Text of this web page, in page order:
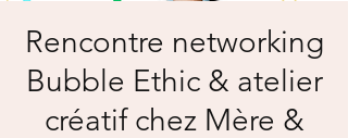
Rencontre networking
Bubble Ethic & atelier
créatif chez Mère &